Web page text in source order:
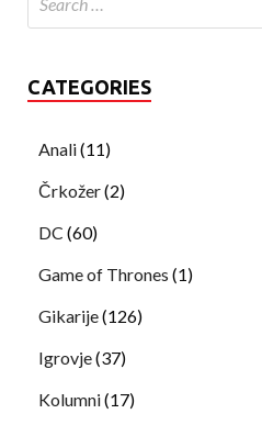
CATEGORIES
Anali(11)
Črkožer(2)
DC (60)
Game of Thrones (1)
Gikarije(126)
Igrovje(37)
Kolumni(17)